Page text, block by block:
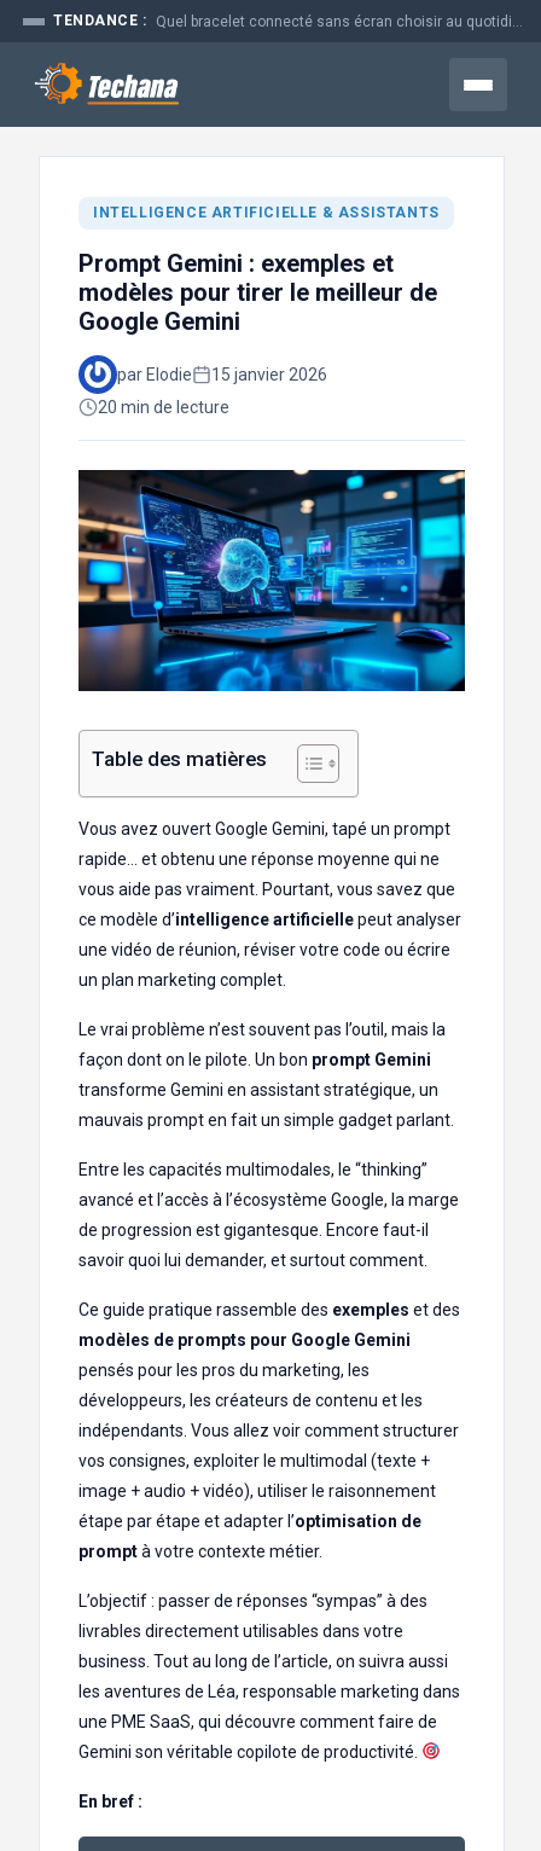
Aller
contenu
TENDANCE :
Menu
INTELLIGENCE ARTIFICIELLE & ASSISTANTS
Prompt Gemini : exemples et
modèles pour tirer le meilleur de
Google Gemini
par Elodie
15 janvier 2026
20 min de lecture
Table des matières
Vous avez ouvert Google Gemini, tapé un prompt
rapide… et obtenu une réponse moyenne qui ne
vous aide pas vraiment. Pourtant, vous savez que
ce modèle d’intelligence artificiellepeut analyser
une vidéo de réunion, réviser votre code ou écrire
un plan marketing complet.
Le vrai problème n’est souvent pas l’outil, mais la
façon dont on le pilote. Un bon prompt Gemini
transforme Gemini en assistant stratégique, un
mauvais prompt en fait un simple gadget parlant.
Entre les capacités multimodales, le “thinking”
avancé et l’accès à l’écosystème Google, la marge
de progression est gigantesque. Encore faut-il
savoir quoi lui demander, et surtout comment.
Ce guide pratique rassemble des exemples et des
modèles de prompts pour Google Gemini
pensés pour les pros du marketing, les
développeurs, les créateurs de contenu et les
indépendants. Vous allez voir comment structurer
vos consignes, exploiter le multimodal (texte +
image + audio + vidéo), utiliser le raisonnement
étape par étape et adapter l’optimisation de
promptà votre contexte métier.
L’objectif : passer de réponses “sympas” à des
livrables directement utilisables dans votre
business. Tout au long de l’article, on suivra aussi
les aventures de Léa, responsable marketing dans
une PME SaaS, qui découvre comment faire de
Gemini son véritable copilote de productivité.
En bref :